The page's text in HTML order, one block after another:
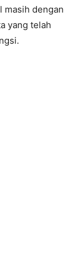
masih dengan
yang telah